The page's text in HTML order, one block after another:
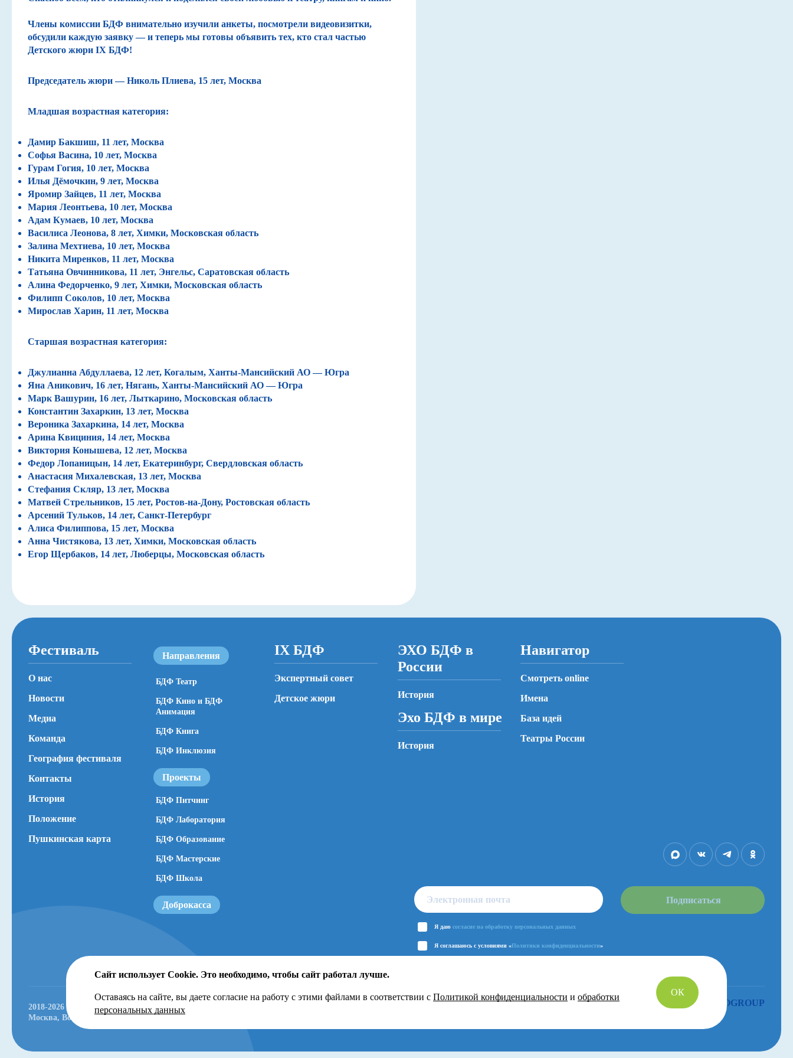
Навигатор
Сайт использует Cookie. Это необходимо, чтобы сайт работал лучше.
Оставаясь на сайте, вы даете согласие на работу с этими файлами в соответствии с Политикой конфиденциальности и обработки
персональных данных
ОК
Члены комиссии БДФ внимательно изучили анкеты, посмотрели видеовизитки,
обсудили каждую заявку — и теперь мы готовы объявить тех, кто стал частью
Детского жюри IX БДФ!
Председатель жюри— Николь Плиева, 15 лет, Москва
Младшая возрастная категория:
Дамир Бакшиш, 11 лет, Москва
Софья Васина, 10 лет, Москва
Гурам Гогия, 10 лет, Москва
Илья Дёмочкин, 9 лет, Москва
Яромир Зайцев, 11 лет, Москва
Мария Леонтьева, 10 лет, Москва
Адам Кумаев, 10 лет, Москва
Василиса Леонова, 8 лет, Химки, Московская область
Залина Мехтиева, 10 лет, Москва
Никита Миренков, 11 лет, Москва
Татьяна Овчинникова, 11 лет, Энгельс, Саратовская область
Алина Федорченко, 9 лет, Химки, Московская область
Филипп Соколов, 10 лет, Москва
Мирослав Харин, 11 лет, Москва
Старшая возрастная категория:
Джулианна Абдуллаева, 12 лет, Когалым, Ханты-Мансийский АО — Югра
Яна Аникович, 16 лет, Нягань, Ханты-Мансийский АО — Югра
Марк Вашурин, 16 лет, Лыткарино, Московская область
Константин Захаркин, 13 лет, Москва
Вероника Захаркина, 14 лет, Москва
Арина Квициния, 14 лет, Москва
Виктория Конышева, 12 лет, Москва
Федор Лопаницын, 14 лет, Екатеринбург, Свердловская область
Анастасия Михалевская, 13 лет, Москва
Стефания Скляр, 13 лет, Москва
Матвей Стрельников, 15 лет, Ростов-на-Дону, Ростовская область
Арсений Тульков, 14 лет, Санкт-Петербург
Алиса Филиппова, 15 лет, Москва
Анна Чистякова, 13 лет, Химки, Московская область
Егор Щербаков, 14 лет, Люберцы, Московская область
Фестиваль
О нас
Новости
Медиа
Команда
География фестиваля
Контакты
История
Положение
Пушкинская карта
Направления
БДФ Театр
БДФ Кино и БДФ
Анимация
БДФ Книга
БДФ Инклюзия
Проекты
БДФ Питчинг
БДФ Лаборатория
БДФ Образование
БДФ Мастерские
БДФ Школа
Доброкасса
IX БДФ
Экспертный совет
Детское жюри
ЭХО БДФ в
России
История
Эхо БДФ в мире
История
Навигатор
Смотреть online
Имена
База идей
Театры России
Я даю согласие на обработку персональных данных
Я соглашаюсь с условиями «Политики конфиденциальности»
Подписаться
2018-2026 © Большой Детский фестиваль.
Москва, Волгоградский проспект, 121